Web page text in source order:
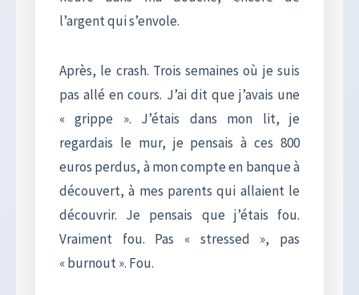
l’argent qui s’envole.
Après, le crash. Trois semaines où je suis
pas allé en cours. J’ai dit que j’avais une
« grippe ». J’étais dans mon lit, je
regardais le mur, je pensais à ces 800
euros perdus, à mon compte en banque à
découvert, à mes parents qui allaient le
découvrir. Je pensais que j’étais fou.
Vraiment fou. Pas « stressed », pas
« burnout ». Fou.